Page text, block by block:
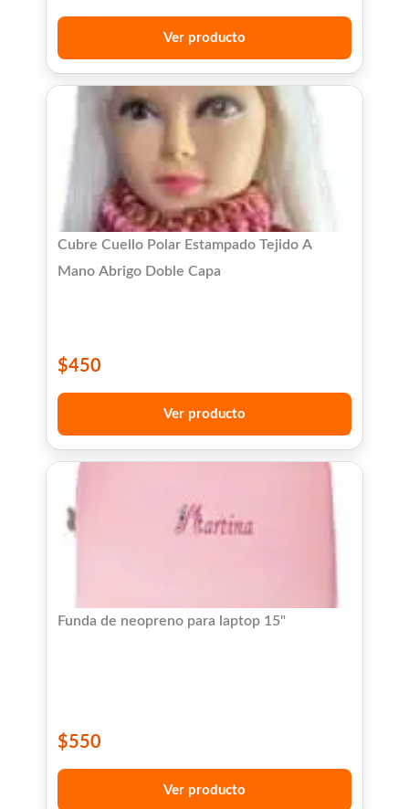
Ver producto
Cubre Cuello Polar Estampado Tejido A
Mano Abrigo Doble Capa
$450
Ver producto
Funda de neopreno para laptop 15"
$550
Ver producto